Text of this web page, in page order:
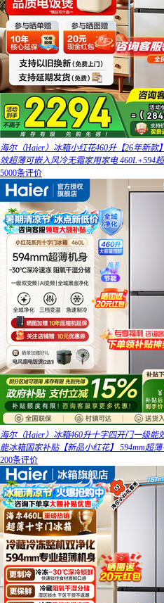
海尔（Haier）冰箱小红花460升【26年新
效超薄可嵌入风冷无霜家用家电 460L+594
5000条评价
海尔（Haier）冰箱460升十字四开门一级
能冰箱国家补贴【新品小红花】 594mm超
200条评价